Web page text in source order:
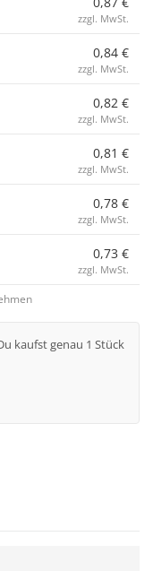
zzgl. MwSt.
0,84 €
zzgl. MwSt.
0,82 €
zzgl. MwSt.
0,81 €
zzgl. MwSt.
0,78 €
zzgl. MwSt.
0,73 €
zzgl. MwSt.
kaufst genau 1 Stück